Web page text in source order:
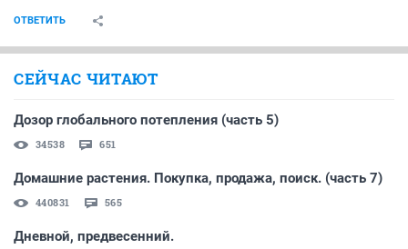
ОТВЕТИТЬ
СЕЙЧАС ЧИТАЮТ
Дозор глобального потепления (часть 5)
34538 651
Домашние растения. Покупка, продажа, поиск. (часть 7)
440831 565
Дневной, предвесенний.